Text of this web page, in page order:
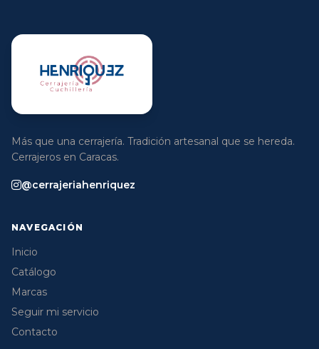
Más que una cerrajería. Tradición artesanal que se hereda.
Cerrajeros en Caracas.
@cerrajeriahenriquez
NAVEGACIÓN
Inicio
Catálogo
Marcas
Seguir mi servicio
Contacto